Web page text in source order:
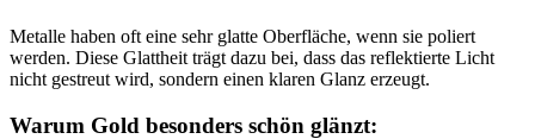
Metalle haben oft eine sehr glatte Oberfläche, wenn sie poliert
werden. Diese Glattheit trägt dazu bei, dass das reflektierte Licht
nicht gestreut wird, sondern einen klaren Glanz erzeugt.
Warum Gold besonders schön glänzt: